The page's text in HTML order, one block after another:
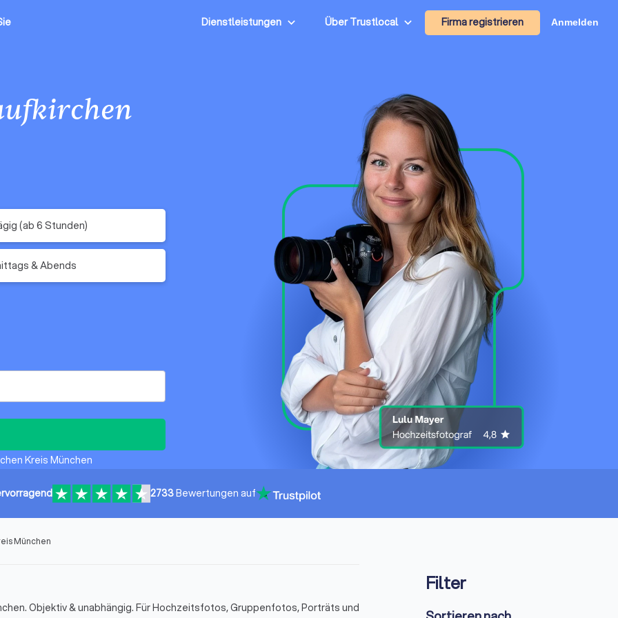
Dienstleistungen Über Trustlocal Firma registrieren Anmelden
(ab 6 Stunden)
& Abends
Kreis München
2733Bewertungen auf
München
Objektiv & unabhängig. Für Hochzeitsfotos, Gruppenfotos, Porträts und
Filter